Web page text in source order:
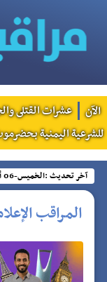
الآن
عشرات القتلى
للشرعية اليمنية
آخر تحديث :الخميس-06 أغسطس 2026-05:14م
المراقب